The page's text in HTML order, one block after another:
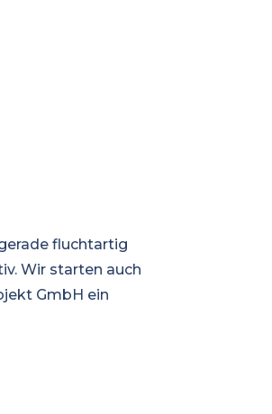
fluchtartig
Wir starten auch
GmbH ein